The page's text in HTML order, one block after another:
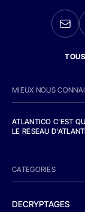
MIEUX NOUS
ATLANTICO C'EST
LE RESEAU
CATEGORIES
DECRYPTAGES